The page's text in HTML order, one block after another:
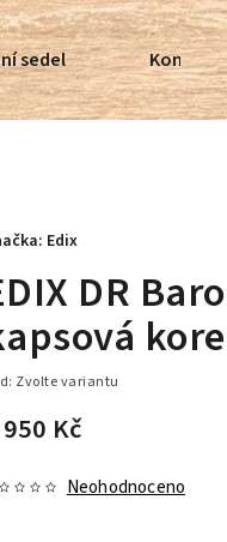
sedel
DR
Zvolte variantu
Kč
Neohodnoceno
Edix